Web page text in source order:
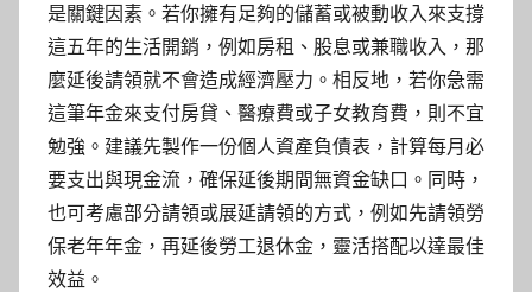
是關鍵因素。若你擁有足夠的儲蓄或被動收入來支撐
這五年的生活開銷，例如房租、股息或兼職收入，那
麼延後請領就不會造成經濟壓力。相反地，若你急需
這筆年金來支付房貸、醫療費或子女教育費，則不宜
勉強。建議先製作一份個人資產負債表，計算每月必
要支出與現金流，確保延後期間無資金缺口。同時，
也可考慮部分請領或展延請領的方式，例如先請領勞
保老年年金，再延後勞工退休金，靈活搭配以達最佳
效益。